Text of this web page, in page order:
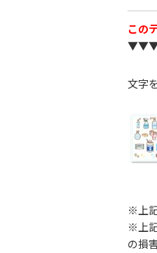
この
文字
※上
※上
の損